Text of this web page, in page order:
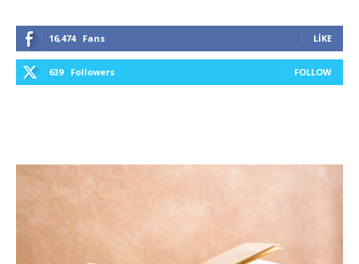
16,474 Fans LIKE
639 Followers FOLLOW